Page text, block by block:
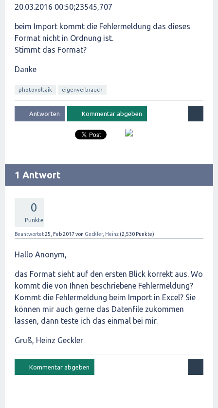
20.03.2016 00:50;23545,707
beim Import kommt die Fehlermeldung das dieses
Format nicht in Ordnung ist.
Stimmt das Format?
Danke
photovoltaik eigenverbrauch
1 Antwort
0
Punkte
Beantwortet 25, Feb 2017von Geckler, Heinz (2,530 Punkte)
Hallo Anonym,
das Format sieht auf den ersten Blick korrekt aus. Wo
kommt die von Ihnen beschriebene Fehlermeldung?
Kommt die Fehlermeldung beim Import in Excel? Sie
können mir auch gerne das Datenfile zukommen
lassen, dann teste ich das einmal bei mir.
Gruß, Heinz Geckler